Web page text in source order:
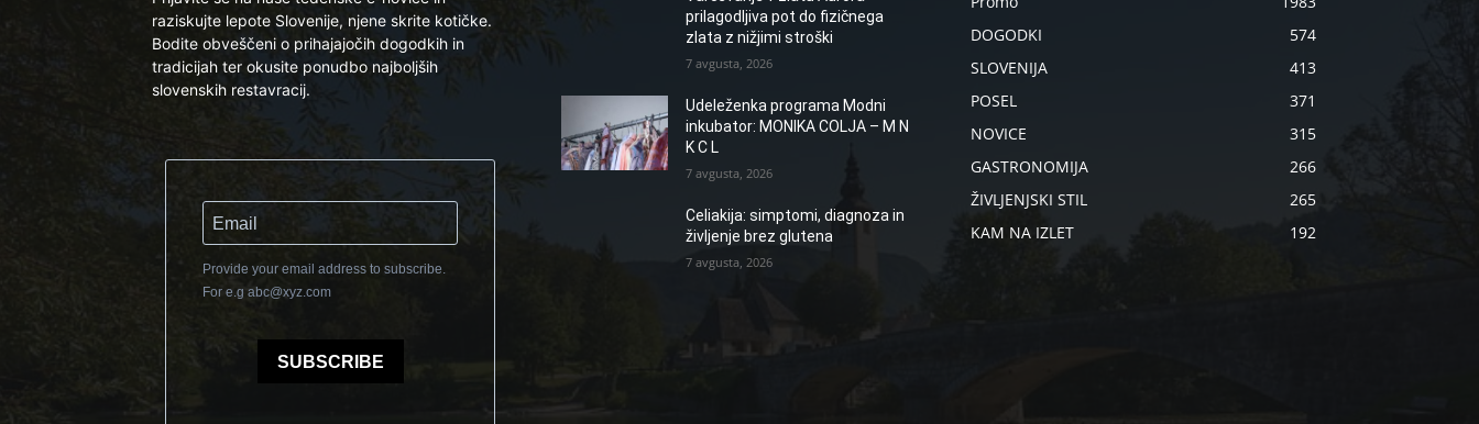
raziskujte lepote Slovenije, njene skrite kotičke.
Bodite obveščeni o prihajajočih dogodkih in
tradicijah ter okusite ponudbo najboljših
slovenskih restavracij.
Provide your email address to subscribe.
For e.g abc@xyz.com
SUBSCRIBE
prilagodljiva pot do fizičnega
zlata z nižjimi stroški
7 avgusta, 2026
Udeleženka programa Modni
inkubator: MONIKA COLJA – M N
K C L
7 avgusta, 2026
Celiakija: simptomi, diagnoza in
življenje brez glutena
7 avgusta, 2026
DOGODKI
574
SLOVENIJA
413
POSEL
371
NOVICE
315
GASTRONOMIJA
266
ŽIVLJENJSKI STIL
265
KAM NA IZLET
192